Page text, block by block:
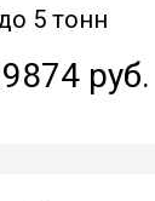
5 тонн
руб.